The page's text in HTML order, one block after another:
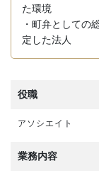
た環境
・町弁としての
定した法人
役職
アソシエイト
業務内容